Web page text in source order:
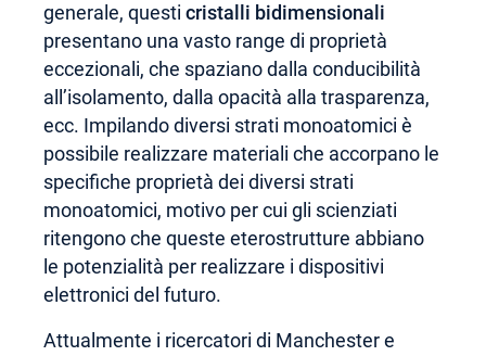
generale, questi cristalli bidimensionali
presentano una vasto range di proprietà
eccezionali, che spaziano dalla conducibilità
all’isolamento, dalla opacità alla trasparenza,
ecc. Impilando diversi strati monoatomici è
possibile realizzare materiali che accorpano le
specifiche proprietà dei diversi strati
monoatomici, motivo per cui gli scienziati
ritengono che queste eterostrutture abbiano
le potenzialità per realizzare i dispositivi
elettronici del futuro.
Attualmente i ricercatori di Manchester e